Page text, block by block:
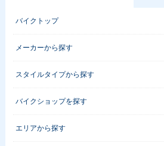
バイクトップ
メーカーから探す
スタイルタイプから探す
バイクショップを探す
エリアから探す